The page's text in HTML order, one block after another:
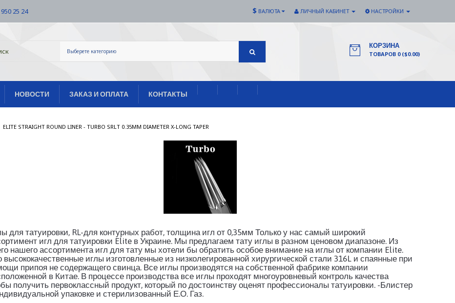
25 24 $ ВАЛЮТА ЛИЧНЫЙ КАБИНЕТ НАСТРОЙКИ
КОРЗИНА
ТОВАРОВ 0 ($0.00)
НОВОСТИ ЗАКАЗ И ОПЛАТА КОНТАКТЫ
ELITE STRAIGHT ROUND LINER - TURBO SRLT 0.35MM DIAMETER X-LONG TAPER
для татуировки, RL-для контурных работ, толщина игл от 0,35мм Только у нас самый широкий
игл для татуировки Elite в Украине. Мы предлагаем тату иглы в разном ценовом диапазоне. Из
нашего ассортимента игл для тату мы хотели бы обратить особое внимание на иглы от компании Elite.
высококачественные иглы изготовленные из низколегированной хирургической стали 316L и спаянные при
припоя не содержащего свинца. Все иглы производятся на собственной фабрике компании
в Китае. В процессе производства все иглы проходят многоуровневый контроль качества
получить первоклассный продукт, который по достоинству оценят профессионалы татуировки. -Блистер
упаковке и стерилизованный Е.О. Газ.